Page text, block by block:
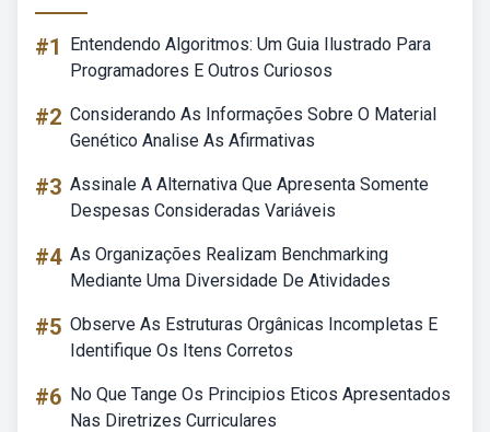
#1
Entendendo Algoritmos: Um Guia Ilustrado Para
Programadores E Outros Curiosos
#2 Considerando As Informações Sobre O Material
Genético Analise As Afirmativas
#3 Assinale A Alternativa Que Apresenta Somente
Despesas Consideradas Variáveis
#4 As Organizações Realizam Benchmarking
Mediante Uma Diversidade De Atividades
#5 Observe As Estruturas Orgânicas Incompletas E
Identifique Os Itens Corretos
#6 No Que Tange Os Principios Eticos Apresentados
Nas Diretrizes Curriculares